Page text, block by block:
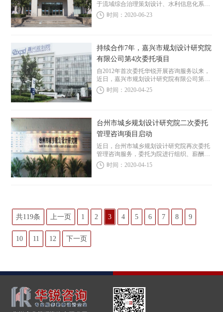
于流域综合治理策划设计、水利信息化系统
集成和水利行业标准化管理的综合型国家高
新技术企业。公司前身为衢州市水利水电勘
时间：2020-06-23
持续合作7年，嘉兴市规划设计研究院
有限公司第4次委托项目
自2012年首次委托华锐开展咨询服务以来，
近日，嘉兴市规划设计研究院有限公司第四
次与华锐开展合作，委托华锐为其进行下属
三家业务院的经济责任分配制、专业技术序
时间：2020-04-25
台州市城乡规划设计研究院二次委托
管理咨询项目启动
近日，台州市城乡规划设计研究院再次委托
管理咨询服务，委托为院进行组织、薪酬、
考核等管理制度的深化与完善。 台州市城乡
规划设计研究院曾于2013年委托为其提供战
时间：2020-04-15
共119条 上一页 1 2 3 4 5 6 7 8 9
10 11 12 下一页